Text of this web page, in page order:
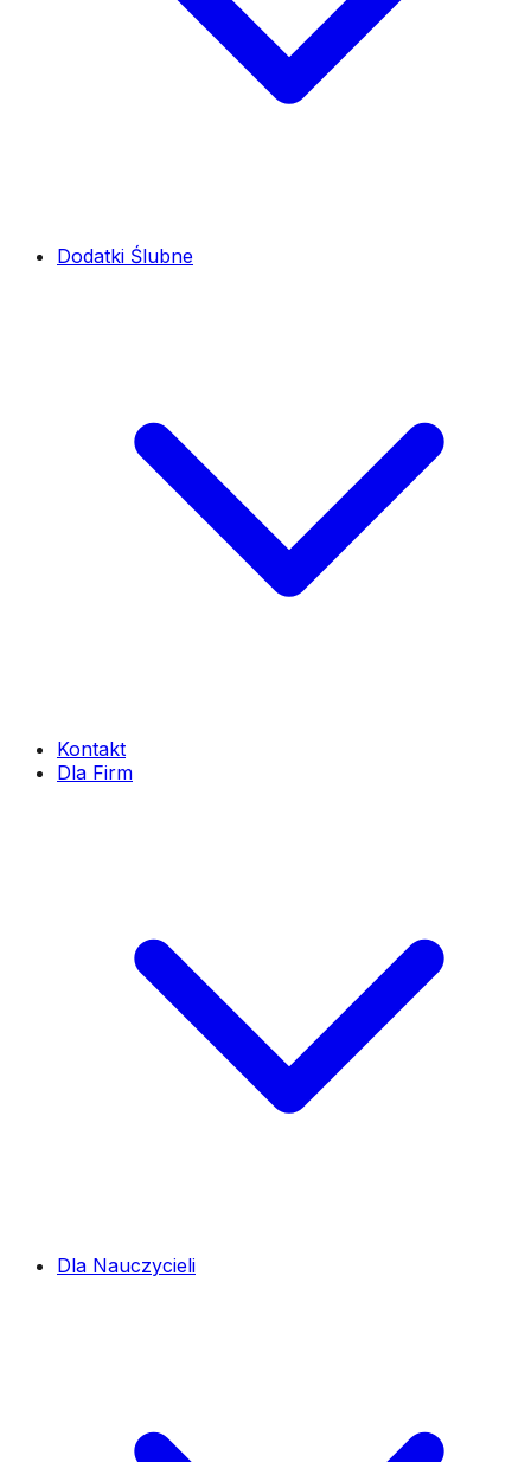
Dodatki Ślubne
Kontakt
Dla Firm
Dla Nauczycieli